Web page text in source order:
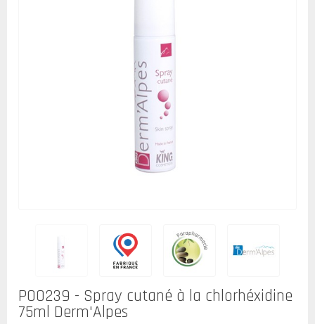
P00239 - Spray cutané à la chlorhéxidine
75ml Derm'Alpes